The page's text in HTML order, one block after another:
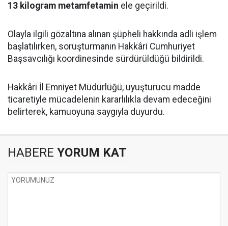
13 kilogram metamfetamin ele geçirildi.
Olayla ilgili gözaltına alınan şüpheli hakkında adli işlem
başlatılırken, soruşturmanın Hakkâri Cumhuriyet
Başsavcılığı koordinesinde sürdürüldüğü bildirildi.
Hakkâri İl Emniyet Müdürlüğü, uyuşturucu madde
ticaretiyle mücadelenin kararlılıkla devam edeceğini
belirterek, kamuoyuna saygıyla duyurdu.
HABERE YORUM KAT